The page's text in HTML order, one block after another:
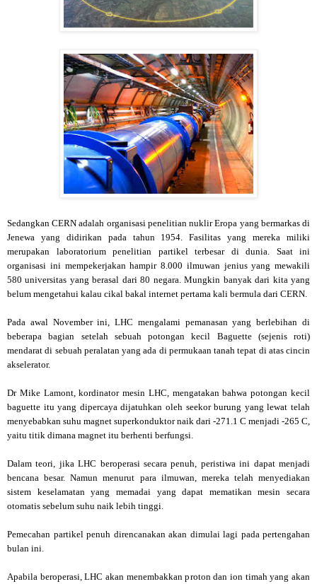
Sedangkan CERN adalah organisasi penelitian nuklir Eropa yang bermarkas di
Jenewa yang didirikan pada tahun 1954. Fasilitas yang mereka miliki
merupakan laboratorium penelitian partikel terbesar di dunia. Saat ini
organisasi ini mempekerjakan hampir 8.000 ilmuwan jenius yang mewakili
580 universitas yang berasal dari 80 negara. Mungkin banyak dari kita yang
belum mengetahui kalau cikal bakal internet pertama kali bermula dari CERN.
Pada awal November ini, LHC mengalami pemanasan yang berlebihan di
beberapa bagian setelah sebuah potongan kecil Baguette (sejenis roti)
mendarat di sebuah peralatan yang ada di permukaan tanah tepat di atas cincin
akselerator.
Dr Mike Lamont, kordinator mesin LHC, mengatakan bahwa potongan kecil
baguette itu yang dipercaya dijatuhkan oleh seekor burung yang lewat telah
menyebabkan suhu magnet superkonduktor naik dari -271.1 C menjadi -265 C,
yaitu titik dimana magnet itu berhenti berfungsi.
Dalam teori, jika LHC beroperasi secara penuh, peristiwa ini dapat menjadi
bencana besar. Namun menurut para ilmuwan, mereka telah menyediakan
sistem keselamatan yang memadai yang dapat mematikan mesin secara
otomatis sebelum suhu naik lebih tinggi.
Pemecahan partikel penuh direncanakan akan dimulai lagi pada pertengahan
bulan ini.
Apabila beroperasi, LHC akan menembakkan proton dan ion timah yang akan